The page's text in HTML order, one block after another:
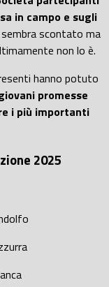
in campo e sugli
scontato ma
non lo è.
hanno potuto
promesse
i più importanti
2025